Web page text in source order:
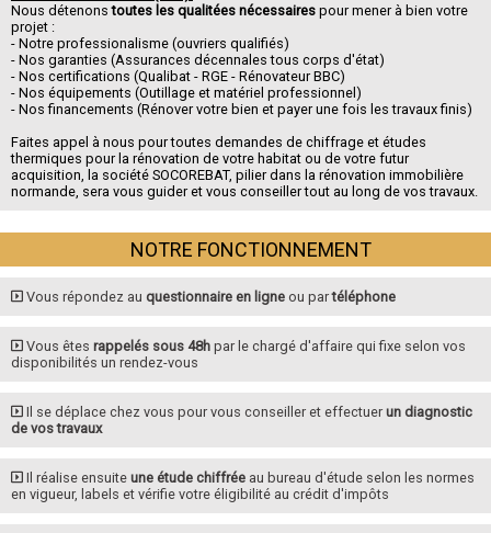
Nous détenonstoutes les qualitées nécessaires pour mener à bien votre
projet :
- Notre professionalisme (ouvriers qualifiés)
- Nos garanties (Assurances décennales tous corps d'état)
- Nos certifications (Qualibat - RGE - Rénovateur BBC)
- Nos équipements (Outillage et matériel professionnel)
- Nos financements (Rénover votre bien et payer une fois les travaux finis)
Faites appel à nous pour toutes demandes de chiffrage et études
thermiques pour la rénovation de votre habitat ou de votre futur
acquisition, la société SOCOREBAT, pilier dans la rénovation immobilière
normande, sera vous guider et vous conseiller tout au long de vos travaux.
NOTRE FONCTIONNEMENT
Vous répondez au questionnaire en ligne ou partéléphone
Vous êtesrappelés sous 48h par le chargé d'affaire qui fixe selon vos
disponibilités un rendez-vous
Il se déplace chez vous pour vous conseiller et effectuerun diagnostic
de vos travaux
Il réalise ensuiteune étude chiffrée au bureau d'étude selon les normes
en vigueur, labels et vérifie votre éligibilité au crédit d'impôts